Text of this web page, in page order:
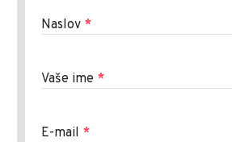
Naslov *
Vaše ime *
E-mail *